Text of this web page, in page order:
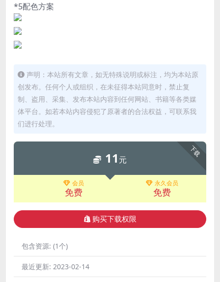
*5配色方案
声明：本站所有文章，如无特殊说明或标注，均为本站原
创发布。任何个人或组织，在未征得本站同意时，禁止复
制、盗用、采集、发布本站内容到任何网站、书籍等各类媒
体平台。如若本站内容侵犯了原著者的合法权益，可联系我
们进行处理。
下载
11 元
会员
免费
永久会员
免费
购买下载权限
包含资源: (1个)
最近更新: 2023-02-14